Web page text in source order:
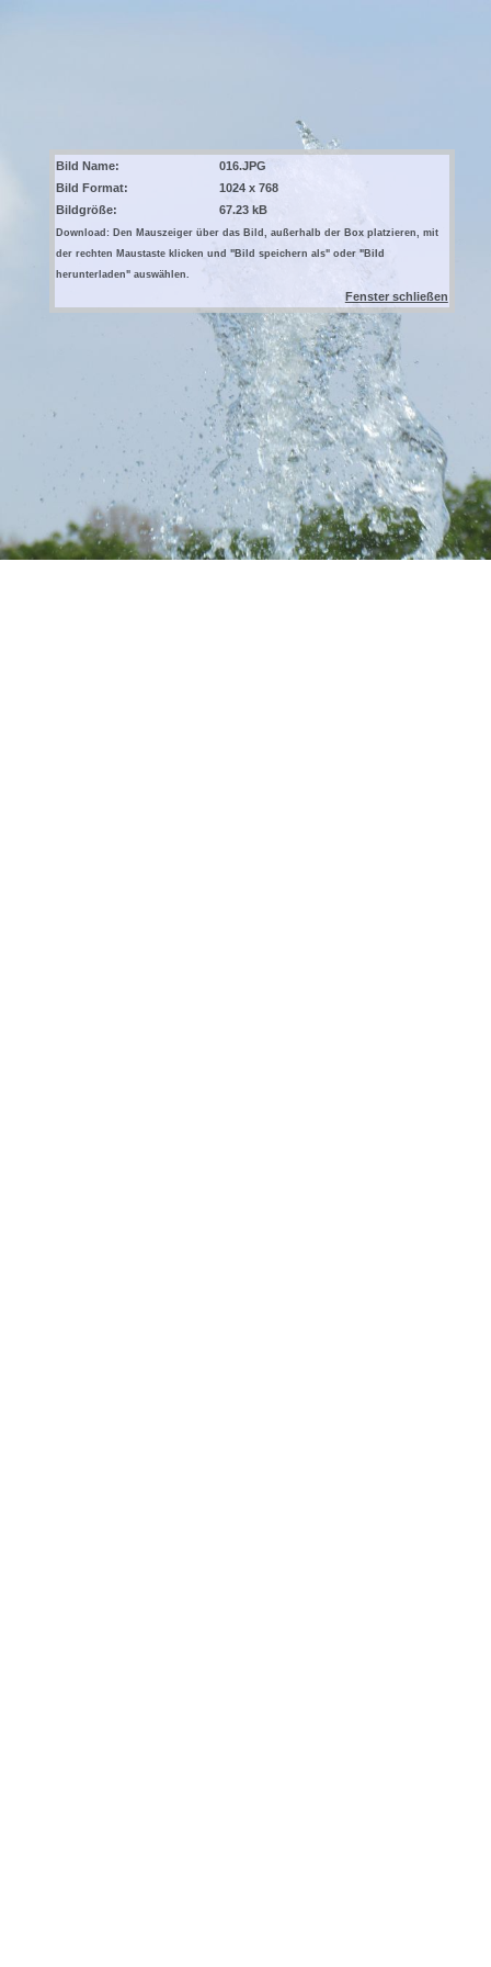
Bild Name:
016.JPG
Bild Format:
1024 x 768
Bildgröße:
67.23 kB
Download: Den Mauszeiger über das Bild, außerhalb der Box platzieren, mit
der rechten Maustaste klicken und "Bild speichern als" oder "Bild
herunterladen" auswählen.
Fenster schließen